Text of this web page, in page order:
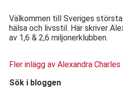
Välkommen till Sveriges
hälsa och livsstil. Här skriver
av 1,6 & 2,6 miljonerklubben.
Fler inlägg av Alexandra Charles
Sök i bloggen